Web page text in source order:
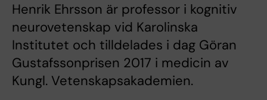
Henrik Ehrsson är professor i kognitiv
neurovetenskap vid Karolinska
Institutet och tilldelades i dag Göran
Gustafssonprisen 2017 i medicin av
Kungl. Vetenskapsakademien.